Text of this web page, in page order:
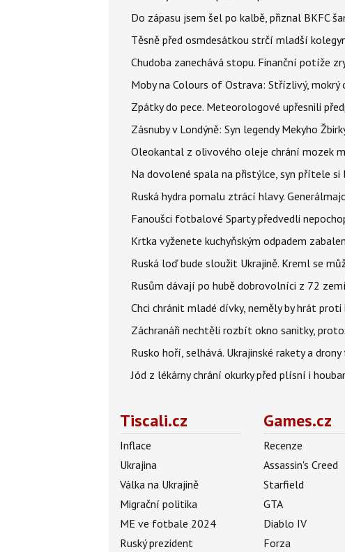
Do zápasu jsem šel po kalbě, přiznal BKFC
Těsně před osmdesátkou strčí mladší
Chudoba zanechává stopu. Finanční potíže
Moby na Colours of Ostrava: Střízlivý,
Zpátky do pece. Meteorologové upřesnili
Zásnuby v Londýně: Syn legendy Mekyho
Oleokantal z olivového oleje chrání mozek
Na dovolené spala na přistýlce, syn přítele
Ruská hydra pomalu ztrácí hlavy.
Fanoušci fotbalové Sparty předvedli
Krtka vyženete kuchyňským odpadem
Ruská loď bude sloužit Ukrajině. Kreml se
Rusům dávají po hubě dobrovolníci z 72
Chci chránit mladé dívky, neměly by hrát
Záchranáři nechtěli rozbít okno sanitky,
Rusko hoří, selhává. Ukrajinské rakety a
Jód z lékárny chrání okurky před plísní i
Tiscali.cz
Inflace
Ukrajina
Válka na Ukrajině
Migrační politika
ME ve fotbale 2024
Ruský prezident
Games.cz
Recenze
Assassin's Creed
Starfield
GTA
Diablo IV
Forza